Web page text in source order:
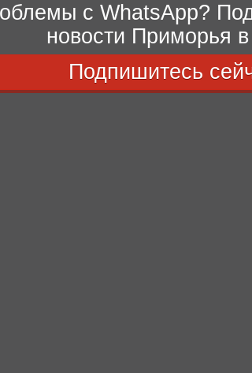
с WhatsApp?
новости Приморья
Подпишитесь